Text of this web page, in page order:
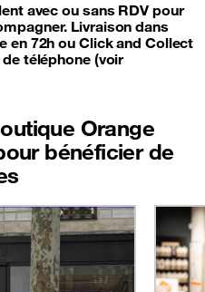
avec ou sans RDV pour
Livraison dans
72h ou Click and Collect
téléphone (voir
Orange
bénéficier de